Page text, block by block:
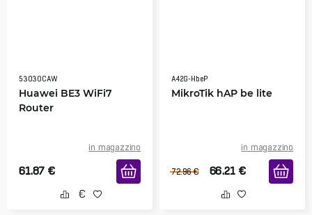
53030CAW
Huawei BE3 WiFi7
Router
in magazzino
61.87 €
A42G-HbeP
MikroTik hAP be lite
in magazzino
72.96 € 66.21 €